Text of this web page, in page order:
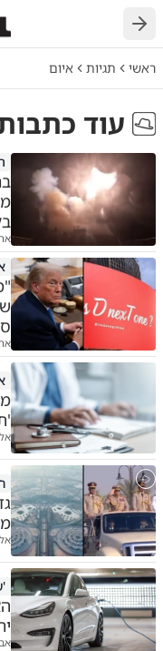
חזרה
ראשי תגיות איום
עוד